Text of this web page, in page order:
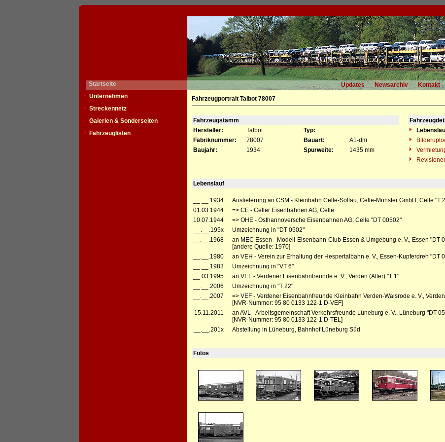
Startseite Updates Newsarchiv Kontakt
Unternehmen
Streckennetz
Galerien & Sonderseiten
Fahrzeuglisten
Fahrzeugportrait Talbot 78007
Fahrzeugstamm
Hersteller:
Talbot Typ:
Fabriknummer:
78007 Bauart: A1-dm
Baujahr:
1934 Spurweite: 1435 mm
Lebenslauf
__.__.1934
Auslieferung an CSM - Kleinbahn Celle-Soltau, Celle-Munster GmbH, Celle "T
01.03.1944
=> CE - Celler Eisenbahnen AG, Celle
10.07.1944
=> OHE - Osthannoversche Eisenbahnen AG, Celle "DT 00502"
__.__.195x
Umzeichnung in "DT 0502"
__.__.1968
an MEC Essen - Modell-Eisenbahn-Club Essen & Umgebung e. V., Essen "DT
[andere Quelle: 1970]
__.__.1980
an VEH - Verein zur Erhaltung der Hespertalbahn e. V., Essen-Kupferdreh "DT
__.__.1983
Umzeichnung in "VT 6"
__.03.1995
an VEF - Verdener Eisenbahnfreunde e. V., Verden (Aller) "T 1"
__.__.2006
Umzeichnung in "T 22"
__.__.2007
=> VEF - Verdener Eisenbahnfreunde Kleinbahn Verden-Walsrode e. V.,
[NVR-Nummer: 95 80 0133 122-1 D-VEF]
15.11.2011
an AVL - Arbeitsgemeinschaft Verkehrsfreunde Lüneburg e. V., Lüneburg "DT
[NVR-Nummer: 95 80 0133 122-1 D-TEL]
__.__.201x
Abstellung in Lüneburg, Bahnhof Lüneburg Süd
Fotos